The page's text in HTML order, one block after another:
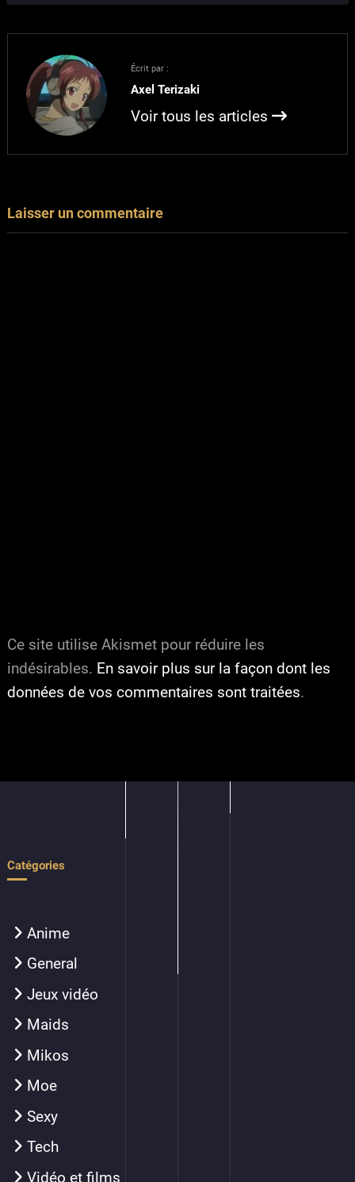
Écrit par :
Axel Terizaki
Voir tous les articles
Laisser un commentaire
Ce site utilise Akismet pour réduire les
indésirables. En savoir plus sur la façon dont les
données de vos commentaires sont traitées.
Catégories
Anime
General
Jeux vidéo
Maids
Mikos
Moe
Sexy
Tech
Vidéo et films